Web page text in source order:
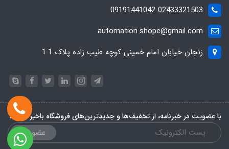
02433321503 09191441042
automation.shope@gmail.com
زنجان خیابان امام خمینی کوچه طیب زاده پلاک 1.1
با عضویت در خبرنامه، از تخفیف‌ها و جدیدترین‌های فروشگاه باخبر شوید:
عضویت